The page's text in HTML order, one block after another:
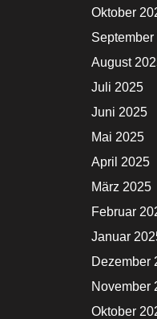
Oktober
September
August
Juli 2025
Juni 2025
Mai 2025
April 2025
März 2025
Februar
Januar
Dezember
November
Oktober